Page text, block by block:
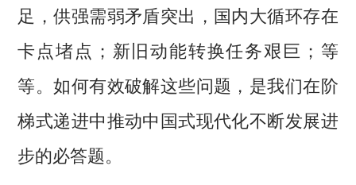
足，供强需弱矛盾突出，国内大循环存在
卡点堵点；新旧动能转换任务艰巨；等
等。如何有效破解这些问题，是我们在阶
梯式递进中推动中国式现代化不断发展进
步的必答题。